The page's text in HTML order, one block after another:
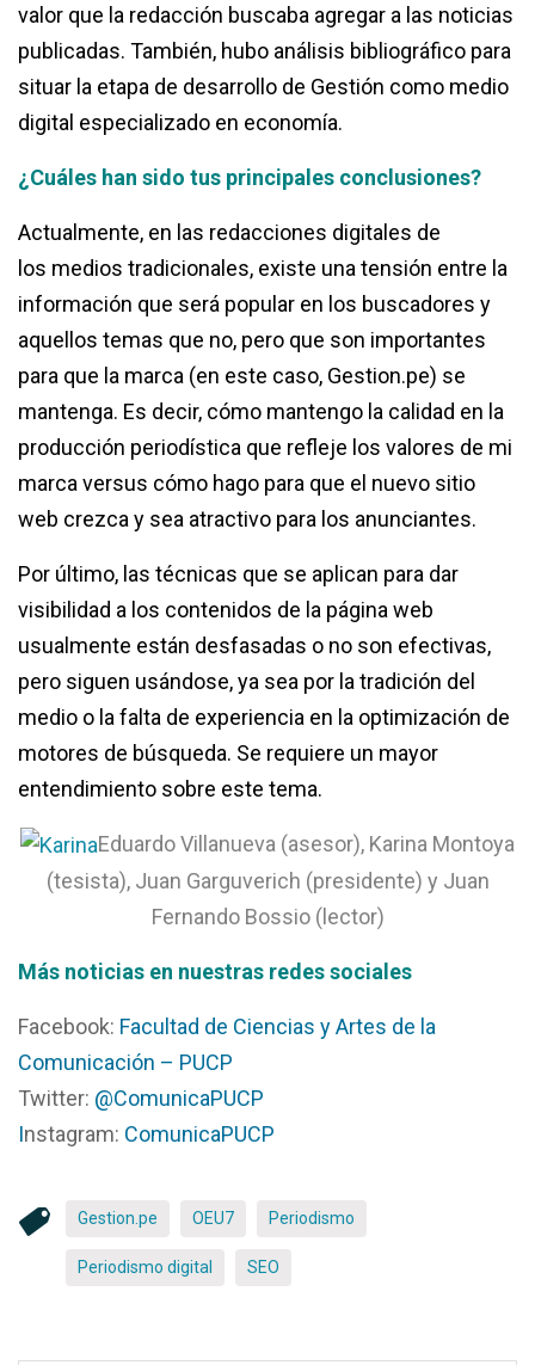
valor que la redacción buscaba agregar a las noticias
publicadas. También, hubo análisis bibliográfico para
situar la etapa de desarrollo de Gestión como medio
digital especializado en economía.
¿Cuáles han sido tus principales conclusiones?
Actualmente, en las redacciones digitales de
los medios tradicionales, existe una tensión entre la
información que será popular en los buscadores y
aquellos temas que no, pero que son importantes
para que la marca (en este caso, Gestion.pe) se
mantenga. Es decir, cómo mantengo la calidad en la
producción periodística que refleje los valores de mi
marca versus cómo hago para que el nuevo sitio
web crezca y sea atractivo para los anunciantes.
Por último, las técnicas que se aplican para dar
visibilidad a los contenidos de la página web
usualmente están desfasadas o no son efectivas,
pero siguen usándose, ya sea por la tradición del
medio o la falta de experiencia en la optimización de
motores de búsqueda. Se requiere un mayor
entendimiento sobre este tema.
Eduardo Villanueva (asesor), Karina Montoya
(tesista), Juan Garguverich (presidente) y Juan
Fernando Bossio (lector)
Más noticias en nuestras redes social es
Facebook: Facultad de Ciencias y Artes de la
Comunicación – PUCP
Twitter: @ComunicaPUCP
Instagram: ComunicaPUCP
Gestion.pe OEU7 Periodismo
Periodismo digital SEO